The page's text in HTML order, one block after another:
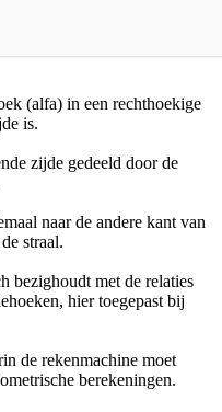
(alfa) in een rechthoekige
is.
zijde gedeeld door de
naar de andere kant van
straal.
bezighoudt met de relaties
hier toegepast bij
de rekenmachine moet
berekeningen.